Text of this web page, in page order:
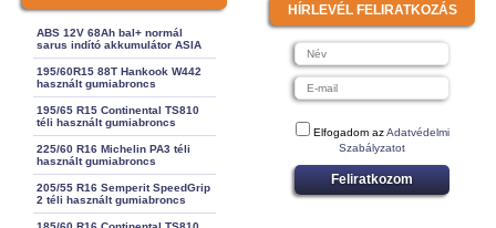
ABS 12V 68Ah bal+ normál
sarus indító akkumulátor ASIA
195/60R15 88T Hankook W442
használt gumiabroncs
195/65 R15 Continental TS810
téli használt gumiabroncs
225/60 R16 Michelin PA3 téli
használt gumiabroncs
205/55 R16 Semperit SpeedGrip
2 téli használt gumiabroncs
HÍRLEVÉL FELIRATKOZÁS
Elfogadom azAdatvédelmi
Szabályzatot
Feliratkozom